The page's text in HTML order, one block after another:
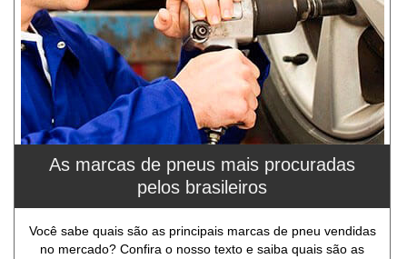
As marcas de pneus mais procuradas
pelos brasileiros
Você sabe quais são as principais marcas de pneu vendidas
no mercado? Confira o nosso texto e saiba quais são as